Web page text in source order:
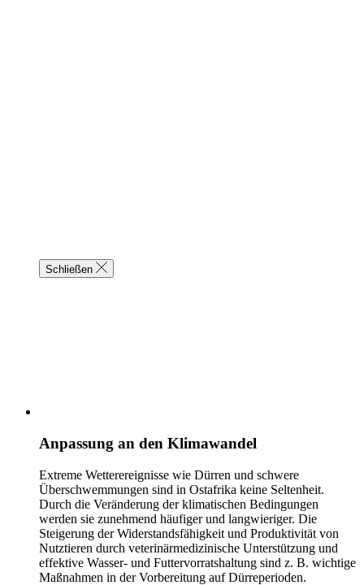
Schließen
Anpassung an den Klimawandel
Extreme Wetterereignisse wie Dürren und schwere
Überschwemmungen sind in Ostafrika keine Seltenheit.
Durch die Veränderung der klimatischen Bedingungen
werden sie zunehmend häufiger und langwieriger. Die
Steigerung der Widerstandsfähigkeit und Produktivität von
Nutztieren durch veterinärmedizinische Unterstützung und
effektive Wasser- und Futtervorratshaltung sind z. B. wichtige
Maßnahmen in der Vorbereitung auf Dürreperioden.